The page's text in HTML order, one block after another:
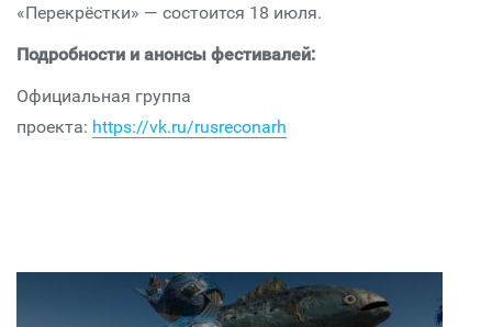
«Перекрёстки» — состоится 18 июля.
Подробности и анонсы фестивалей:
Официальная группа
проекта: https://vk.ru/rusreconarh